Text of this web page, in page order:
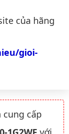
của hãng
gioi-
cấp